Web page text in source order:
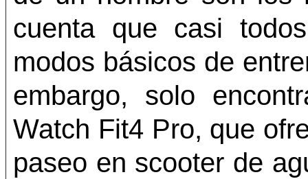
cuenta que casi
modos básicos de
embargo, solo
Watch Fit4 Pro, que
paseo en scooter de